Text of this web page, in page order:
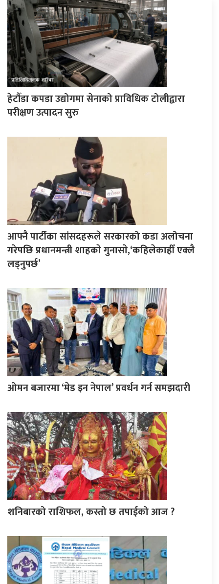
हेटौँडा कपडा उद्योगमा सेनाको प्राविधिक टोलीद्वारा
परीक्षण उत्पादन सुरु
आफ्नै पार्टीका सांसदहरूले सरकारको कडा अलोचना
गरेपछि प्रधानमन्त्री शाहकाे गुनासाे,‘कहिलेकाहीँ एक्लै
लड्नुपर्छ’
ओमन बजारमा ‘मेड इन नेपाल’ प्रवर्धन गर्न समझदारी
शनिबारको राशिफल, कस्तो छ तपाईको आज ?